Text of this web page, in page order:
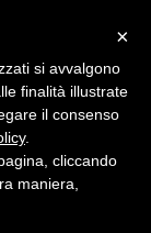
×
si avvalgono
finalità illustrate
il consenso
.
cliccando
maniera,